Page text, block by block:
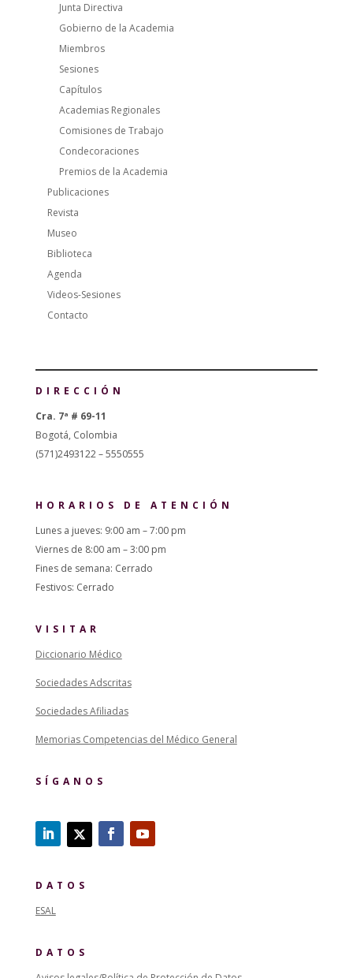
Junta Directiva
Gobierno de la Academia
Miembros
Sesiones
Capítulos
Academias Regionales
Comisiones de Trabajo
Condecoraciones
Premios de la Academia
Publicaciones
Revista
Museo
Biblioteca
Agenda
Videos-Sesiones
Contacto
DIRECCIÓN
Cra. 7ª # 69-11
Bogotá, Colombia
(571)2493122 – 5550555
HORARIOS DE ATENCIÓN
Lunes a jueves: 9:00 am – 7:00 pm
Viernes de 8:00 am – 3:00 pm
Fines de semana: Cerrado
Festivos: Cerrado
VISITAR
Diccionario Médico
Sociedades Adscritas
Sociedades Afiliadas
Memorias Competencias del Médico General
SÍGANOS
DATOS
ESAL
DATOS